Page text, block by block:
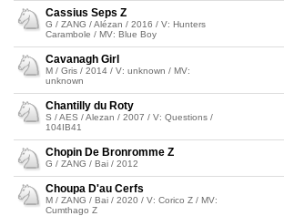
Cassius Seps Z
G / ZANG / Alézan / 2016 / V: Hunters
Carambole / MV: Blue Boy
Cavanagh Girl
M / Gris / 2014 / V: unknown / MV:
unknown
Chantilly du Roty
S / AES / Alezan / 2007 / V: Questions /
104IB41
Chopin De Bronromme Z
G / ZANG / Bai / 2012
Choupa D'au Cerfs
M / ZANG / Bai / 2020 / V: Corico Z / MV:
Cumthago Z